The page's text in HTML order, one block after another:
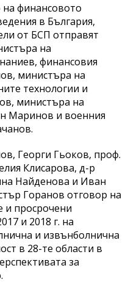
на финансовото
в България,
от БСП отправят
на
финансовия
министъра на
технологии и
министъра на
Маринов и военния
Георги Гьоков, проф.
Клисарова, д-р
Найденова и Иван
Горанов отговор на
и просрочени
и 2018 г. на
и извънболнична
в 28-те области в
за